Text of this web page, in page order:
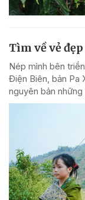
Tìm về vẻ
Nép mình bên
Điện Biên, bản Pa
nguyên bản